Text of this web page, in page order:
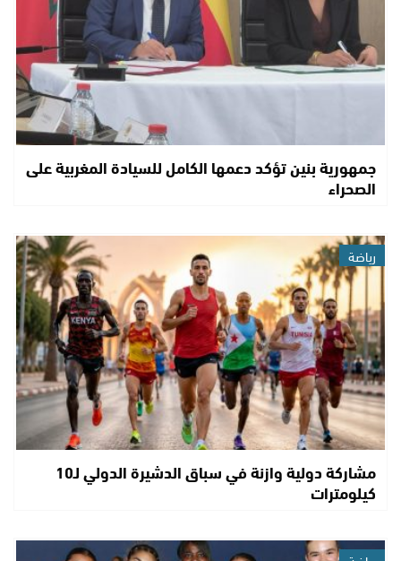
جمهورية بنين تؤكد دعمها الكامل للسيادة المغربية على
الصحراء
رياضة
مشاركة دولية وازنة في سباق الدشيرة الدولي لـ10
كيلومترات